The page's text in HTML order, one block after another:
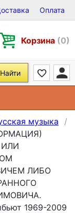
CD и DVDОплата
Корзина (0)
Найти
музыка
ЛИБО
1969-2009